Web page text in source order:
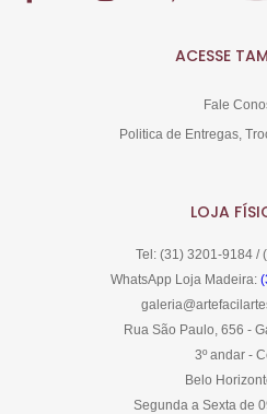
ACESSE
Fale
Politica de Entregas,
LOJA
Tel: (31) 3201-9184 /
WhatsApp Loja Madeira:
Rua São Paulo, 656 -
3º andar -
Belo
Segunda a Sexta de